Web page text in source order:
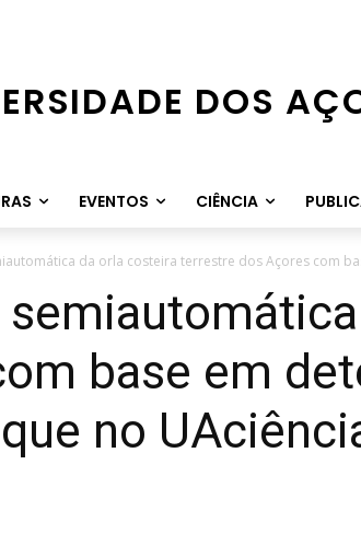
DOS
EVENTOS CIÊNCIA
da orla costeira terrestre dos Açores com
base em
no